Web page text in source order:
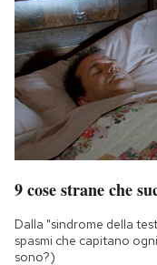
9 cose strane che
Dalla "sindrome della
spasmi che capitano
sono?)